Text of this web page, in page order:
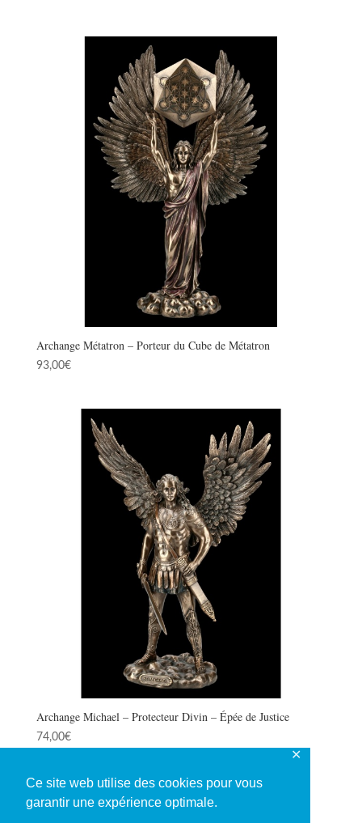
Ce site web utilise des cookies pour vous
garantir une expérience optimale.
✕
Archange Métatron – Porteur du Cube de Métatron
93,00€
Archange Michael – Protecteur Divin – Épée de Justice
74,00€
1 2 3 4 … 47 48